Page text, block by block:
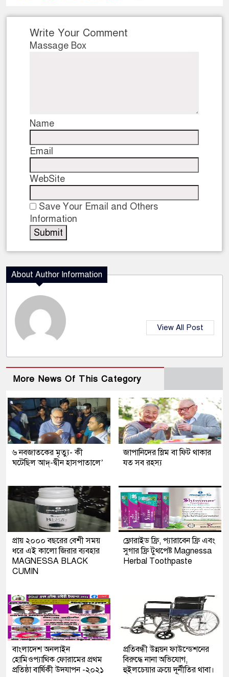
Write Your Comment
Massage Box
Name
Email
WebSite
Save Your Email and Others
Information
About Author Information
View All Post
More News Of This Category
৬ নবজাতকের মৃত্যু- কী
ঘটেছিল আদ্‌-দ্বীন হাসপাতালে’
জাপানিদের স্লিম বা ফিট থাকার
যত সব রহস্য
প্রায় ২০০০ বছরের বেশী সময়
ধরে এই কালো জিরার ব্যবহার
MAGNESSA BLACK
CUMIN
ফ্লোরাইড ফ্রি, প্যারাবেন ফ্রি এবং
সুগার ফ্রি টুথপেষ্ট Magnessa
Herbal Toothpaste
বাংলাদেশ অনলাইন
হোমিওপ্যাথিক ফোরামের প্রথম
প্রতিষ্ঠা বার্ষিকী উদযাপন -২০২১
প্রতিবন্ধী উন্নয়ন ফাউন্ডেশনের
বিরুদ্ধে নানা অভিযোগ,
হুইলচেয়ার ক্রয়ে দূর্নীতির থাবা।